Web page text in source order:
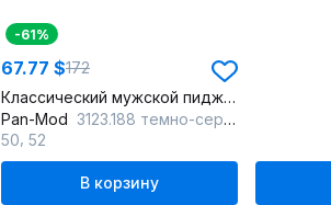
-61%
67.77 $172
Классический мужской пиджак из текстиля с двумя карманами
Pan-Mod 3123.188 темно-серый
50 52
В корзину